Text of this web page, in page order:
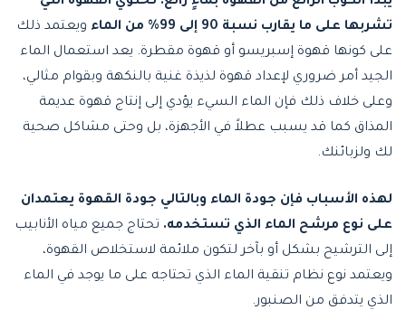
تشربها على ما يقارب نسبة 90 إلى 99% من الماء
ويعتمد ذلك
على كونها قهوة إسبريسو أو قهوة مقطرة. يعد استعمال الماء
الجيد أمر ضروري لإعداد قهوة لذيذة غنية بالنكهة وبقوام مثالي،
وعلى خلاف ذلك فإن الماء السيء يؤدي إلى إنتاج قهوة عديمة
المذاق كما قد يسبب عطلاً في الأجهزة، بل وحتى مشاكل صحية
لك ولزبائنك.
لهذه الأسباب فإن جودة الماء وبالتالي جودة القهوة يعتمدان
على نوع مرشح الماء الذي تستخدمه. تحتاج جميع مياه الأنابيب
إلى الترشيح بشكل أو بآخر لتكون ملائمة لاستخلاص القهوة،
ويعتمد نوع نظام تنقية الماء الذي تحتاجه على ما يوجد في الماء
الذي يتدفق من الصنبور.